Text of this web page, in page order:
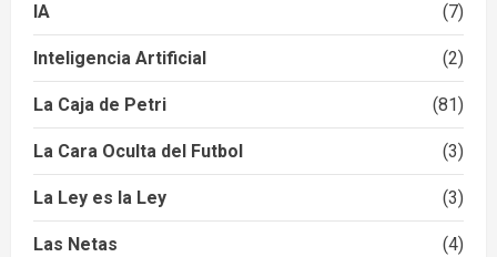
IA (7)
Inteligencia Artificial (2)
La Caja de Petri (81)
La Cara Oculta del Futbol (3)
La Ley es la Ley (3)
Las Netas (4)